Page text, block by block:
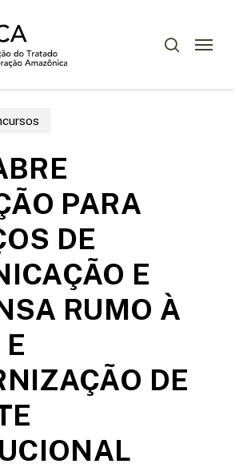
Menu
PARA
DE
E
RUMO À
DE